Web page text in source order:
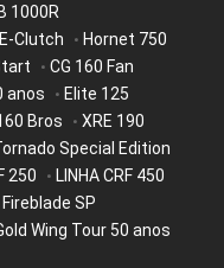
1000R
Clutch • Hornet 750
• CG 160 Fan
anos • Elite 125
Bros • XRE 190
Special Edition
250 • LINHA CRF 450
SP
Wing Tour 50 anos